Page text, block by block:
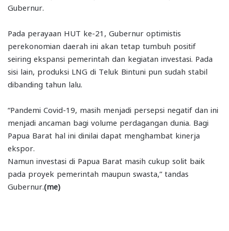
Gubernur.
Pada perayaan HUT ke-21, Gubernur optimistis
perekonomian daerah ini akan tetap tumbuh positif
seiring ekspansi pemerintah dan kegiatan investasi. Pada
sisi lain, produksi LNG di Teluk Bintuni pun sudah stabil
dibanding tahun lalu.
“Pandemi Covid-19, masih menjadi persepsi negatif dan ini
menjadi ancaman bagi volume perdagangan dunia. Bagi
Papua Barat hal ini dinilai dapat menghambat kinerja
ekspor.
Namun investasi di Papua Barat masih cukup solit baik
pada proyek pemerintah maupun swasta,” tandas
Gubernur.(me)